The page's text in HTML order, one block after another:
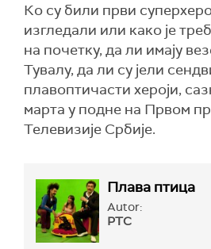
Ко су били први
изгледали или како је
на почетку, да ли имају
Тувалу, да ли су јели
плавоптичасти хероји,
марта у подне на Првом
Телевизије Србије.
Плава птица
Autor:
РТС